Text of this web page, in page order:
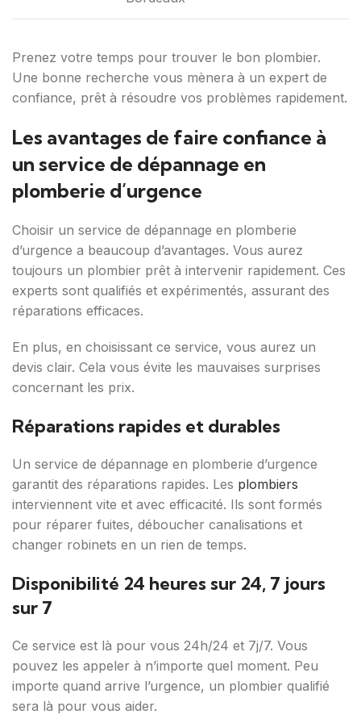
Prenez votre temps pour trouver le bon plombier.
Une bonne recherche vous mènera à un expert de
confiance, prêt à résoudre vos problèmes rapidement.
Les avantages de faire confiance à
un service de dépannage en
plomberie d’urgence
Choisir un service de dépannage en plomberie
d’urgence a beaucoup d’avantages. Vous aurez
toujours un plombier prêt à intervenir rapidement. Ces
experts sont qualifiés et expérimentés, assurant des
réparations efficaces.
En plus, en choisissant ce service, vous aurez un
devis clair. Cela vous évite les mauvaises surprises
concernant les prix.
Réparations rapides et durables
Un service de dépannage en plomberie d’urgence
garantit des réparations rapides. Les plombiers
interviennent vite et avec efficacité. Ils sont formés
pour réparer fuites, déboucher canalisations et
changer robinets en un rien de temps.
Disponibilité 24 heures sur 24, 7 jours
sur 7
Ce service est là pour vous 24h/24 et 7j/7. Vous
pouvez les appeler à n’importe quel moment. Peu
importe quand arrive l’urgence, un plombier qualifié
sera là pour vous aider.